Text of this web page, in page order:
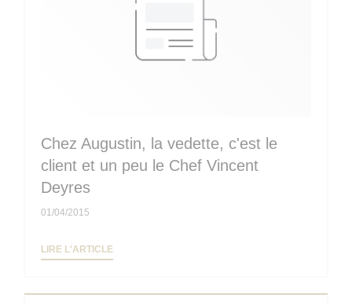
Chez Augustin, la vedette, c'est le
client et un peu le Chef Vincent
Deyres
01/04/2015
LIRE L'ARTICLE